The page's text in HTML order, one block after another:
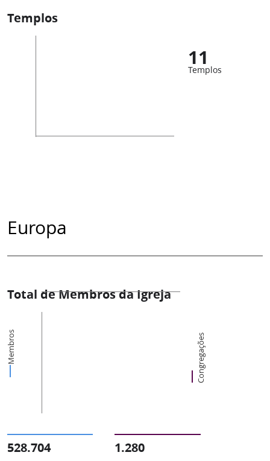
Templos
11
Templos
Europa
Total de Membros da Igreja
Membros Congregações
528.704 1.280